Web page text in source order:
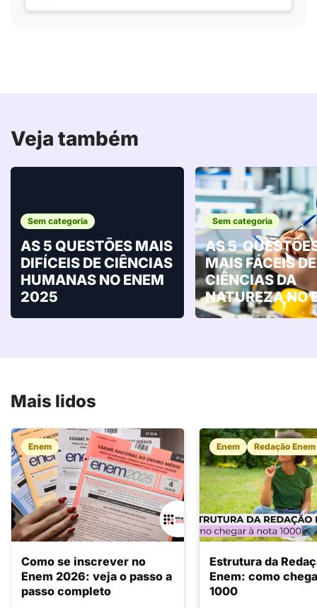
Veja também
Sem categoria
AS 5 QUESTÕES MAIS
DIFÍCEIS DE CIÊNCIAS
HUMANAS NO ENEM
2025
Sem categoria
AS 5
MAIS FÁCEIS DE
CIÊNCIAS DA
NATUREZA NO
Mais lidos
Enem
Como se inscrever no
Enem 2026: veja o passo a
passo completo
Enem Redação Enem
Estrutura da
Enem: como
1000